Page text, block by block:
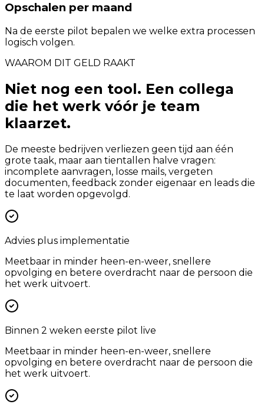
Opschalen per maand
Na de eerste pilot bepalen we welke extra processen
logisch volgen.
WAAROM DIT GELD RAAKT
Niet nog een tool. Een collega
die het werk vóór je team
klaarzet.
De meeste bedrijven verliezen geen tijd aan één
grote taak, maar aan tientallen halve vragen:
incomplete aanvragen, losse mails, vergeten
documenten, feedback zonder eigenaar en leads die
te laat worden opgevolgd.
Advies plus implementatie
Meetbaar in minder heen-en-weer, snellere
opvolging en betere overdracht naar de persoon die
het werk uitvoert.
Binnen 2 weken eerste pilot live
Meetbaar in minder heen-en-weer, snellere
opvolging en betere overdracht naar de persoon die
het werk uitvoert.